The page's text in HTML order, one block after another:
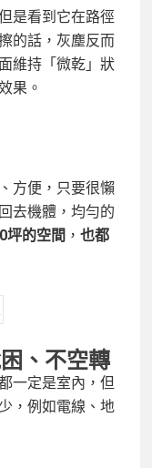
是看到它在路徑
的話，灰塵反而
維持「微乾」狀
果。
方便，只要很懶
去機體，均勻的
坪的空間 ， 也都
、不空轉
一定是室內，但
，例如電線、地